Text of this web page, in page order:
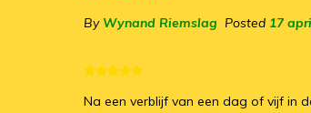
By Wynand Riemslag Posted 17
Na een verblijf van een dag of vijf in